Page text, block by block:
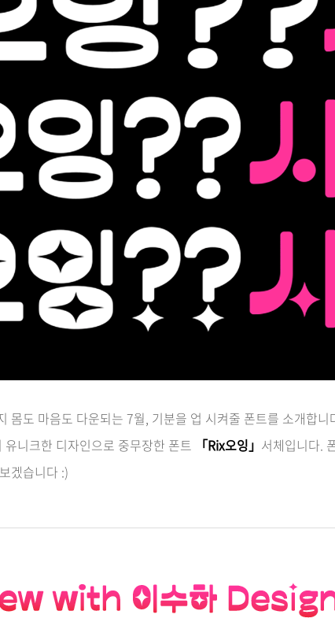
몸도 마음도 다운되는 7월, 기분을 업 시켜줄 폰트를 소개합니
니크한 디자인으로 중무장한 폰트
「Rix오잉」 서체입니다.
겠습니다 :)